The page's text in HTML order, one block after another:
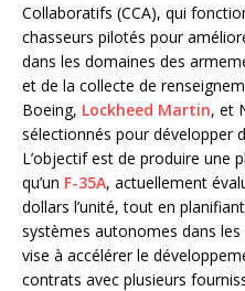
Collaboratifs (CCA), qui
chasseurs pilotés pour
dans les domaines des
et de la collecte de
Boeing, Lockheed Martin, et
sélectionnés pour développer
L’objectif est de produire une
qu’un F-35A, actuellement
dollars l’unité, tout en
systèmes autonomes dans
vise à accélérer le
contrats avec plusieurs